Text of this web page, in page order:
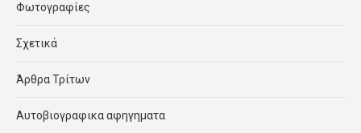
Φωτογραφίες
Σχετικά
Άρθρα Τρίτων
Αυτοβιογραφικα αφηγηματα